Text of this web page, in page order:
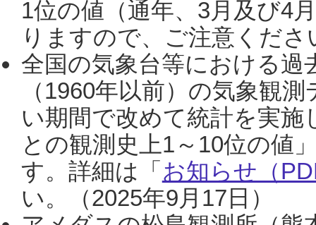
1位の値（通年、3月及び4
りますので、ご注意くだ
全国の気象台等における過
（1960年以前）の気象観
い期間で改めて統計を実
との観測史上1～10位の値
す。詳細は「 お知らせ（
い。（2025年9月17日）